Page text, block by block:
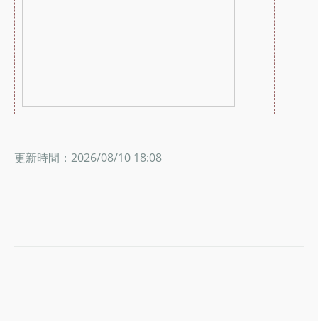
更新時間：2026/08/10 18:08